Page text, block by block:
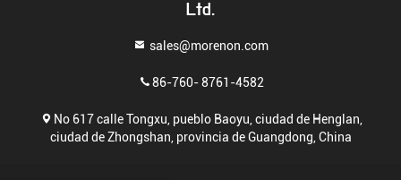
Ltd.
sales@morenon.com
86-760- 8761-4582
No 617 calle Tongxu, pueblo Baoyu, ciudad de Henglan,
ciudad de Zhongshan, provincia de Guangdong, China